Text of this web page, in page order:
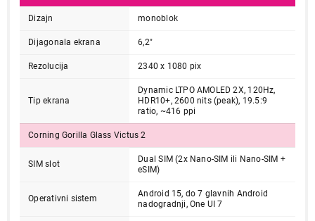
Dizajn monoblok
Dijagonala ekrana 6,2"
Rezolucija 2340 x 1080 pix
Tip ekrana
Dynamic LTPO AMOLED 2X, 120Hz,
HDR10+, 2600 nits (peak), 19.5:9
ratio, ~416 ppi
Corning Gorilla Glass Victus 2
SIM slot
Dual SIM (2x Nano-SIM ili Nano-SIM +
eSIM)
Operativni sistem
Android 15, do 7 glavnih Android
nadogradnji, One UI 7